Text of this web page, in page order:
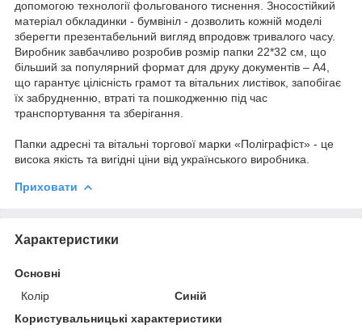
допомогою технології фольгованого тиснення. Зносостійкий
матеріал обкладинки - бумвініл - дозволить кожній моделі
зберегти презентабельний вигляд впродовж тривалого часу.
Виробник завбачливо розробив розмір папки 22*32 см, що
більший за популярний формат для друку документів – А4,
що гарантує цілісність грамот та вітальних листівок, запобігає
їх забрудненню, втраті та пошкодженню під час
транспортування та зберігання.
Папки адресні та вітальні торгової марки «Поліграфіст» - це
висока якість та вигідні ціни від українського виробника.
Приховати
Характеристики
Основні
Колір
Синій
Користувальницькі характеристики